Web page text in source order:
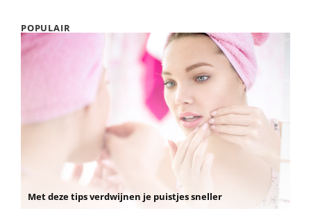
POPULAIR
Met deze tips verdwijnen je puistjes sneller